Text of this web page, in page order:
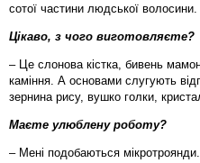
сотої частини людської волосини.
Цікаво, з чого виготовляєте?
– Це слонова кістка, бивень
каміння. А основами слугують
зернина рису, вушко голки,
Маєте улюблену роботу?
– Мені подобаються